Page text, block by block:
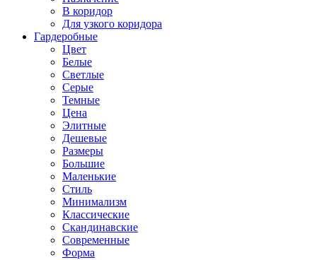
В коридор
Для узкого коридора
Гардеробные
Цвет
Белые
Светлые
Серые
Темные
Цена
Элитные
Дешевые
Размеры
Большие
Маленькие
Стиль
Минимализм
Классические
Скандинавские
Современные
Форма